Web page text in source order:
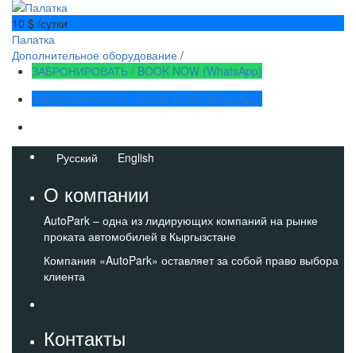
10 $ /сутки
Палатка
Дополнительное оборудование /
ЗАБРОНИРОВАТЬ / BOOK NOW (WhatsApp)
ЗАБРОНИРОВАТЬ / BOOK NOW (WhatsApp)
Русский English
О компании
AutoPark – одна из лидирующих компаний на рынке
проката автомобилей в Кыргызстане
Компания «AutoPark» оставляет за собой право выбора
клиента
Контакты